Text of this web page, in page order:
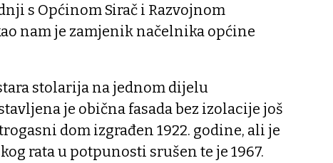
s Općinom Sirač i Razvojnom
nam je zamjenik načelnika općine
stolarija na jednom dijelu
je obična fasada bez izolacije još
dom izgrađen 1922. godine, ali je
rata u potpunosti srušen te je 1967.